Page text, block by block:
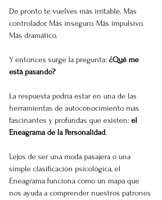
De pronto te vuelves más irritable. Más
controlador. Más inseguro. Más impulsivo.
Más dramático.
Y entonces surge la pregunta: ¿Qué me
está pasando?
La respuesta podría estar en una de las
herramientas de autoconocimiento más
fascinantes y profundas que existen: el
Eneagrama de la Personalidad.
Lejos de ser una moda pasajera o una
simple clasificación psicológica, el
Eneagrama funciona como un mapa que
nos ayuda a comprender nuestros patrones